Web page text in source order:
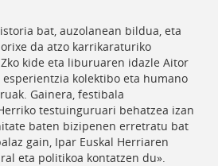
bat, auzolanean bildua, eta
da atzo karrikaraturiko
kide eta liburuaren idazle Aitor
kolektibo eta humano
Gainera, festibala
testuinguruari behatzea izan
baten bizipenen erretratu bat
gain, Ipar Euskal Herriaren
eta politikoa kontatzen du».